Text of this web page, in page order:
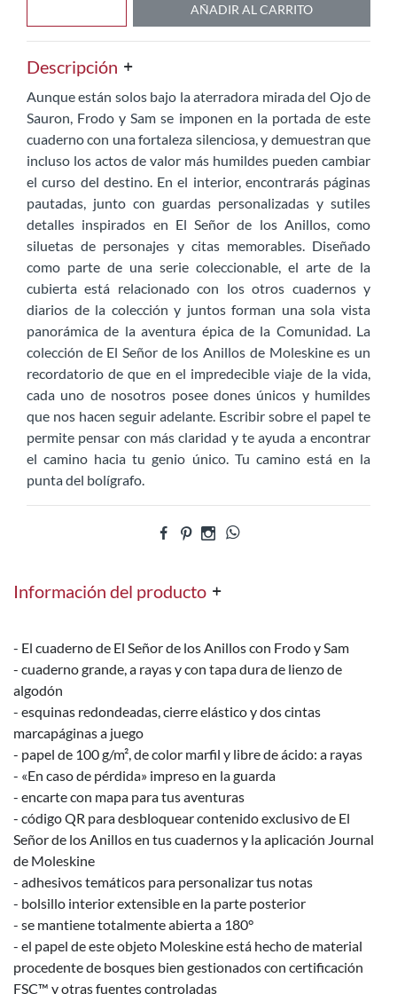
AÑADIR AL CARRITO
Descripción
Aunque están solos bajo la aterradora mirada del Ojo de
Sauron, Frodo y Sam se imponen en la portada de este
cuaderno con una fortaleza silenciosa, y demuestran que
incluso los actos de valor más humildes pueden cambiar
el curso del destino. En el interior, encontrarás páginas
pautadas, junto con guardas personalizadas y sutiles
detalles inspirados en El Señor de los Anillos, como
siluetas de personajes y citas memorables. Diseñado
como parte de una serie coleccionable, el arte de la
cubierta está relacionado con los otros cuadernos y
diarios de la colección y juntos forman una sola vista
panorámica de la aventura épica de la Comunidad. La
colección de El Señor de los Anillos de Moleskine es un
recordatorio de que en el impredecible viaje de la vida,
cada uno de nosotros posee dones únicos y humildes
que nos hacen seguir adelante. Escribir sobre el papel te
permite pensar con más claridad y te ayuda a encontrar
el camino hacia tu genio único. Tu camino está en la
punta del bolígrafo.
Información del producto
- El cuaderno de El Señor de los Anillos con Frodo y Sam
- cuaderno grande, a rayas y con tapa dura de lienzo de
algodón
- esquinas redondeadas, cierre elástico y dos cintas
marcapáginas a juego
- papel de 100 g/m², de color marfil y libre de ácido: a rayas
- «En caso de pérdida» impreso en la guarda
- encarte con mapa para tus aventuras
- código QR para desbloquear contenido exclusivo de El
Señor de los Anillos en tus cuadernos y la aplicación Journal
de Moleskine
- adhesivos temáticos para personalizar tus notas
- bolsillo interior extensible en la parte posterior
- se mantiene totalmente abierta a 180°
- el papel de este objeto Moleskine está hecho de material
procedente de bosques bien gestionados con certificación
FSC™ y otras fuentes controladas